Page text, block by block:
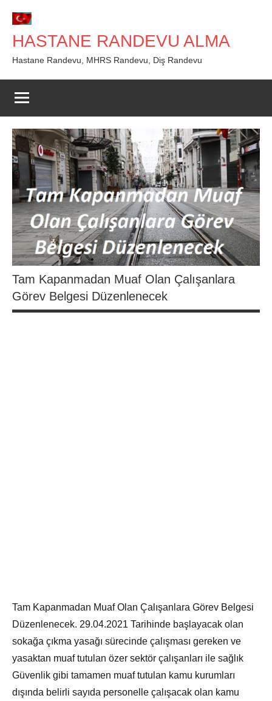
geç
HASTANE RANDEVU ALMA
Hastane Randevu, MHRS Randevu, Diş Randevu
Tam Kapanmadan Muaf Olan Çalışanlara
Görev Belgesi Düzenlenecek
Tam Kapanmadan Muaf Olan Çalışanlara Görev Belgesi
Düzenlenecek. 29.04.2021 Tarihinde başlayacak olan
sokağa çıkma yasağı sürecinde çalışması gereken ve
yasaktan muaf tutulan özer sektör çalışanları ile sağlık
Güvenlik gibi tamamen muaf tutulan kamu kurumları
dışında belirli sayıda personelle çalışacak olan kamu